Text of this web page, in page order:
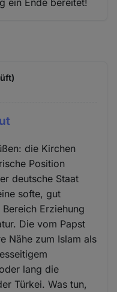
ein Ende bereitet!
die Kirchen
Position
deutsche Staat
softe, gut
Erziehung
Die vom Papst
Nähe zum Islam als
lang die
Türkei. Was tun,